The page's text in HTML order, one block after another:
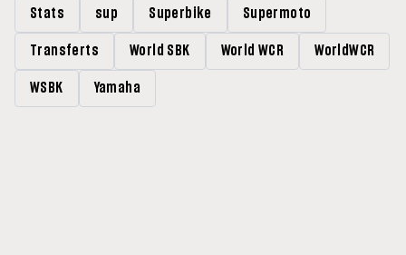
Stats sup Superbike Supermoto
Transferts World SBK World WCR WorldWCR
WSBK Yamaha